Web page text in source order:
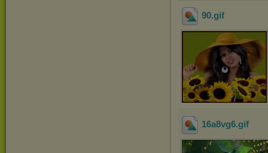
90.gif
16a8vg6.gif